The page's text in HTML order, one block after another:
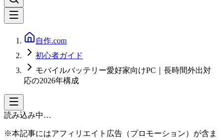
自作.com
初心者ガイド
モバイルバッテリー愛好家向けPC｜長時間外出対
応の2026年構成
読み込み中…
※本記事にはアフィリエイト広告（プロモーション）が含ま